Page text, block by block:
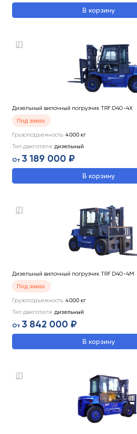
В корзину
Дизельный вилочный погрузчик TRF D40-4X
Под заказ
Грузоподъемность 4000 кг
Тип двигателя дизельный
От 3 189 000 ₽
В корзину
Дизельный вилочный погрузчик TRF D40-4M
Под заказ
Грузоподъемность 4000 кг
Тип двигателя дизельный
От 3 842 000 ₽
В корзину